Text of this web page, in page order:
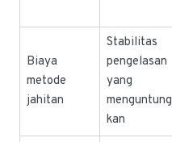
Biaya
metode
jahitan
Stabilitas
pengelasan
yang
menguntung
kan